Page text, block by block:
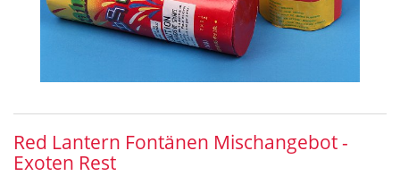
Red Lantern Fontänen Mischangebot -
Exoten Rest